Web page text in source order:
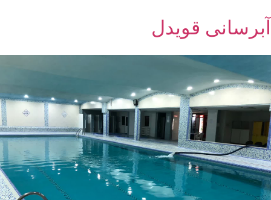
آبرسانی قویدل